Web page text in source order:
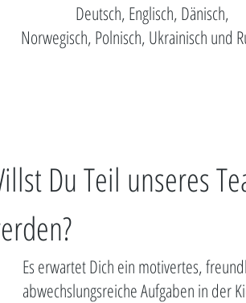
Deutsch, Englisch, Dänisch,
Norwegisch, Polnisch, Ukrainisch und
Du Teil unseres
Es erwartet Dich ein motivertes,
abwechslungsreiche Aufgaben in der